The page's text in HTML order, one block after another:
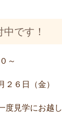
です！
～
日（金）
度見学にお越し